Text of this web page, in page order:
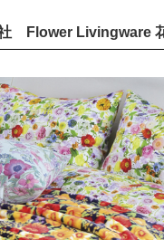
Flower Livingware